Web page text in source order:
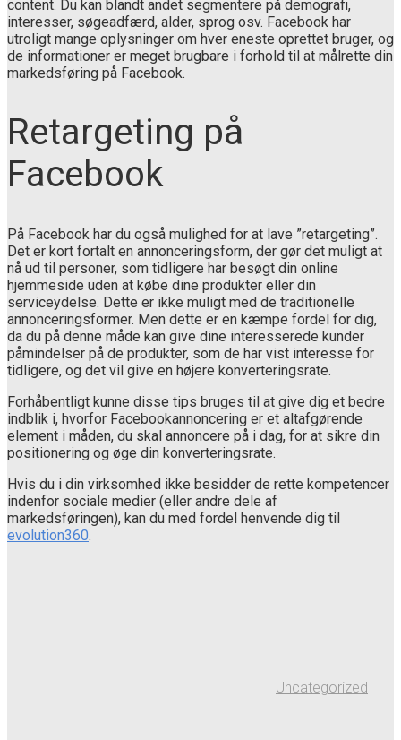
content. Du kan blandt andet segmentere på demografi,
interesser, søgeadfærd, alder, sprog osv. Facebook har
utroligt mange oplysninger om hver eneste oprettet bruger, og
de informationer er meget brugbare i forhold til at målrette din
markedsføring på Facebook.
Retargeting på
Facebook
På Facebook har du også mulighed for at lave ”retargeting”.
Det er kort fortalt en annonceringsform, der gør det muligt at
nå ud til personer, som tidligere har besøgt din online
hjemmeside uden at købe dine produkter eller din
serviceydelse. Dette er ikke muligt med de traditionelle
annonceringsformer. Men dette er en kæmpe fordel for dig,
da du på denne måde kan give dine interesserede kunder
påmindelser på de produkter, som de har vist interesse for
tidligere, og det vil give en højere konverteringsrate.
Forhåbentligt kunne disse tips bruges til at give dig et bedre
indblik i, hvorfor Facebookannoncering er et altafgørende
element i måden, du skal annoncere på i dag, for at sikre din
positionering og øge din konverteringsrate.
Hvis du i din virksomhed ikke besidder de rette kompetencer
indenfor sociale medier (eller andre dele af
markedsføringen), kan du med fordel henvende dig til
evolution360.
Uncategorized